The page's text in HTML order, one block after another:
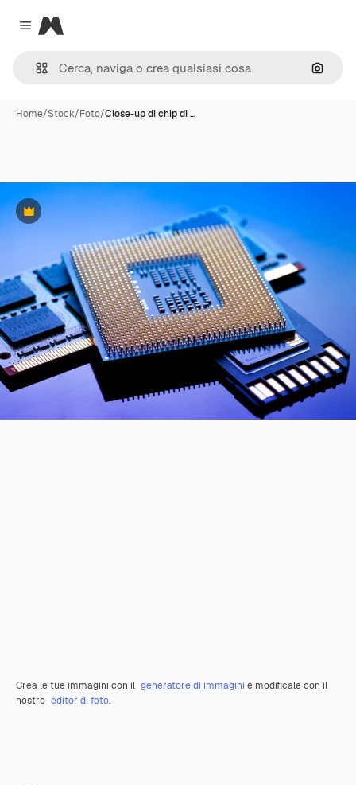
Close menu
Magnific
Cerca
Home/Stock/Foto/Close-up di chip di …
Premium
Crea le tue immagini con il generatore di immagini e modificale con il
nostro editor di foto.